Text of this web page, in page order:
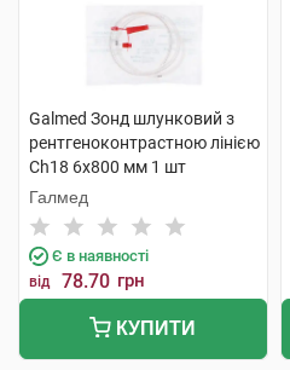
Galmed Зонд шлунковий з
рентгеноконтрастною лінією
Ch18 6х800 мм 1 шт
Галмед
Є в наявності
від 78.70 грн
КУПИТИ